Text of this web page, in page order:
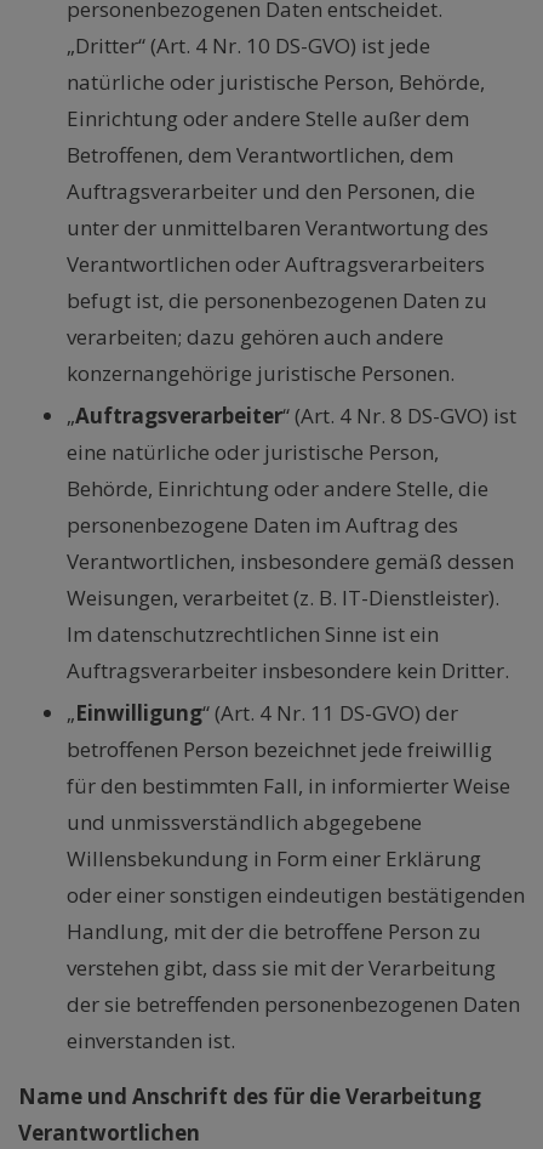
personenbezogenen Daten entscheidet.
„Dritter“ (Art. 4 Nr. 10 DS-GVO) ist jede
natürliche oder juristische Person, Behörde,
Einrichtung oder andere Stelle außer dem
Betroffenen, dem Verantwortlichen, dem
Auftragsverarbeiter und den Personen, die
unter der unmittelbaren Verantwortung des
Verantwortlichen oder Auftragsverarbeiters
befugt ist, die personenbezogenen Daten zu
verarbeiten; dazu gehören auch andere
konzernangehörige juristische Personen.
„Auftragsverarbeiter“ (Art. 4 Nr. 8 DS-GVO) ist
eine natürliche oder juristische Person,
Behörde, Einrichtung oder andere Stelle, die
personenbezogene Daten im Auftrag des
Verantwortlichen, insbesondere gemäß dessen
Weisungen, verarbeitet (z. B. IT-Dienstleister).
Im datenschutzrechtlichen Sinne ist ein
Auftragsverarbeiter insbesondere kein Dritter.
„Einwilligung“ (Art. 4 Nr. 11 DS-GVO) der
betroffenen Person bezeichnet jede freiwillig
für den bestimmten Fall, in informierter Weise
und unmissverständlich abgegebene
Willensbekundung in Form einer Erklärung
oder einer sonstigen eindeutigen bestätigenden
Handlung, mit der die betroffene Person zu
verstehen gibt, dass sie mit der Verarbeitung
der sie betreffenden personenbezogenen Daten
einverstanden ist.
Name und Anschrift des für die Verarbeitung
Verantwortlichen